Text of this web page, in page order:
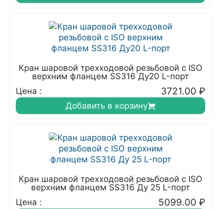
Кран шаровой трехходовой резьбовой с ISO
верхним фланцем SS316 Ду20 L-порт
Цена :
3721.00 ₽
Добавить в корзину
Кран шаровой трехходовой резьбовой с ISO
верхним фланцем SS316 Ду 25 L-порт
Цена :
5099.00 ₽